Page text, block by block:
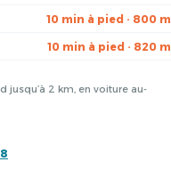
10 min à pied · 800 m
10 min à pied · 820 m
jusqu’à 2 km, en voiture au-